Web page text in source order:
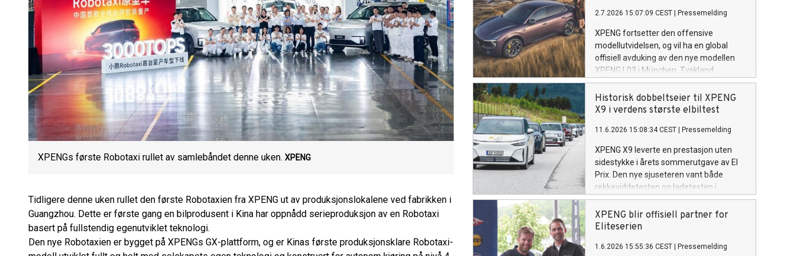
XPENGs første Robotaxi rullet av samlebåndet denne uken. XPENG
Tidligere denne uken rullet den første Robotaxien fra XPENG ut av produksjonslokalene ved fabrikken i
Guangzhou. Dette er første gang en bilprodusent i Kina har oppnådd serieproduksjon av en Robotaxi
basert på fullstendig egenutviklet teknologi.
Den nye Robotaxien er bygget på XPENGs GX-plattform, og er Kinas første produksjonsklare Robotaxi-
europeiske kunder, blir dette en av de
2.7.2026 15:07:09 CEST Pressemelding
XPENG fortsetter den offensive
modellutvidelsen, og vil ha en global
offisiell avduking av den nye modellen
XPENG L03 i München, Tyskland.
Historisk dobbeltseier til XPENG
X9 i verdens største elbiltest
11.6.2026 15:08:34 CEST Pressemelding
XPENG X9 leverte en prestasjon uten
sidestykke i årets sommerutgave av El
Prix. Den nye sjuseteren vant både
rekkeviddetesten og ladetesten i
verdens største elbiltest, arrangert av
NAF og Motor.
XPENG blir offisiell partner for
Eliteserien
1.6.2026 15:55:36 CEST Pressemelding